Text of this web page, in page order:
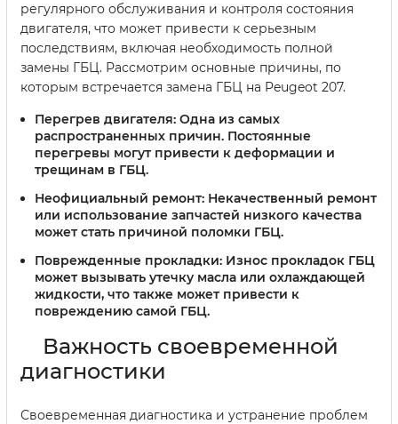
регулярного обслуживания и контроля состояния
двигателя, что может привести к серьезным
последствиям, включая необходимость полной
замены ГБЦ. Рассмотрим основные причины, по
которым встречается замена ГБЦ на Peugeot 207.
Перегрев двигателя: Одна из самых
распространенных причин. Постоянные
перегревы могут привести к деформации и
трещинам в ГБЦ.
Неофициальный ремонт: Некачественный ремонт
или использование запчастей низкого качества
может стать причиной поломки ГБЦ.
Поврежденные прокладки: Износ прокладок ГБЦ
может вызывать утечку масла или охлаждающей
жидкости, что также может привести к
повреждению самой ГБЦ.
Важность своевременной
диагностики
Своевременная диагностика и устранение проблем